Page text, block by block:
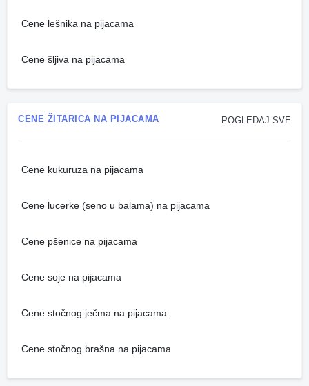
Cene lešnika na pijacama
Cene šljiva na pijacama
POGLEDAJ SVE
CENE ŽITARICA NA PIJACAMA
Cene kukuruza na pijacama
Cene lucerke (seno u balama) na pijacama
Cene pšenice na pijacama
Cene soje na pijacama
Cene stočnog ječma na pijacama
Cene stočnog brašna na pijacama